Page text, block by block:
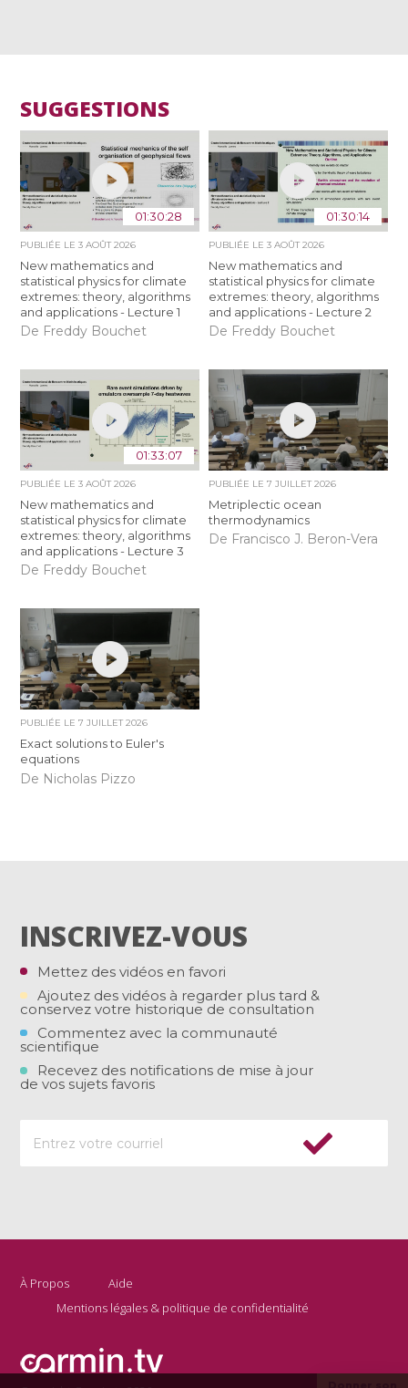
SUGGESTIONS
01:30:28
PUBLIÉE LE3 AOÛT 2026
New mathematics and
statistical physics for climate
extremes: theory, algorithms
and applications - Lecture 1
De Freddy Bouchet
01:30:14
PUBLIÉE LE 3 AOÛT 2026
New mathematics and
statistical physics for climate
extremes: theory, algorithms
and applications - Lecture 2
De Freddy Bouchet
01:33:07
PUBLIÉE LE3 AOÛT 2026
New mathematics and
statistical physics for climate
extremes: theory, algorithms
and applications - Lecture 3
De Freddy Bouchet
PUBLIÉE LE 7 JUILLET 2026
Metriplectic ocean
thermodynamics
De Francisco J. Beron-Vera
PUBLIÉE LE7 JUILLET 2026
Exact solutions to Euler's
equations
De Nicholas Pizzo
INSCRIVEZ-VOUS
Mettez des vidéos en favori
Ajoutez des vidéos à regarder plus tard &
conservez votre historique de consultation
Commentez avec la communauté
scientifique
Recevez des notifications de mise à jour
de vos sujets favoris
À Propos
Aide
Mentions légales & politique de confidentialité